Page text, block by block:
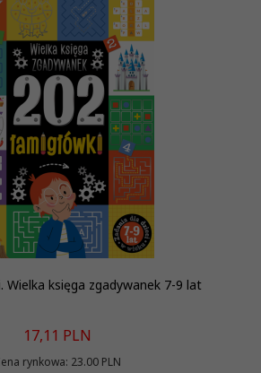
Wielka księga zgadywanek 7-9 lat
17,11 PLN
rynkowa: 23.00 PLN